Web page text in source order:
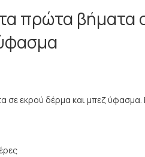
πρώτα βήματα
σε εκρού δέρμα και μπεζ ύφασμα.